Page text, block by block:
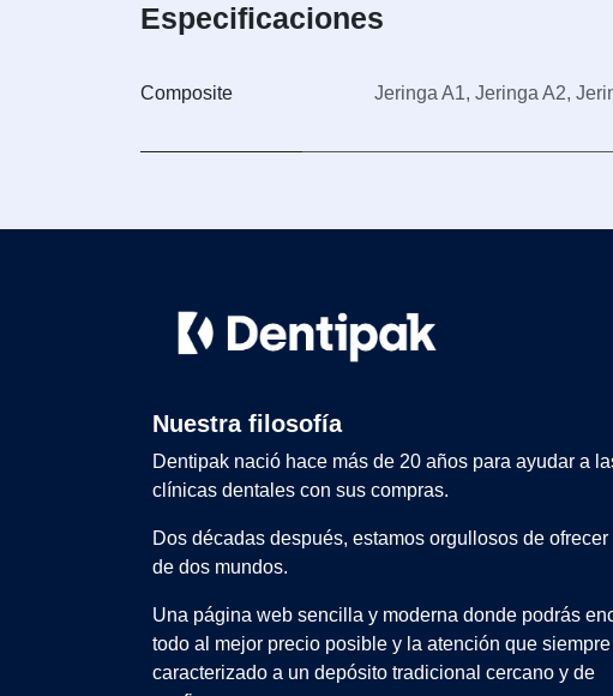
Especificaciones
Composite Jeringa A1, Jeringa A2,
Nuestra filosofía
Dentipak nació hace más de 20 años para ayudar a
clínicas dentales con sus compras.
Dos décadas después, estamos orgullosos de
de dos mundos.
Una página web sencilla y moderna donde podrás
todo al mejor precio posible y la atención que siempre
caracterizado a un depósito tradicional cercano y de